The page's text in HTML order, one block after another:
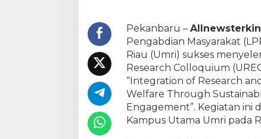
a
h
T
h
e
2
1
s
Pekanbaru –
Pengabdian Masyarakat
Riau (Umri) sukses
Research Colloquium
“Integration of Research
Welfare Through
Engagement”. Kegiatan ini
Kampus Utama Umri pada